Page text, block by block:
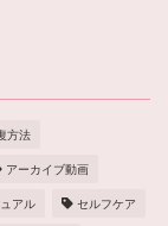
方法
アーカイブ動画
アル セルフケア